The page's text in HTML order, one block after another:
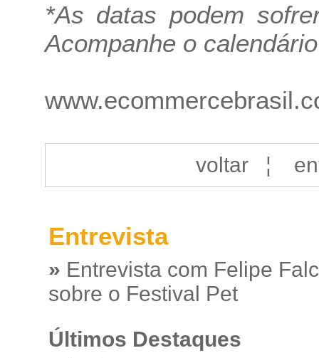
*As datas podem
Acompanhe o
voltar¦
Entrevista
» Entrevista com Felipe
sobre o Festival Pet
Últimos Destaques